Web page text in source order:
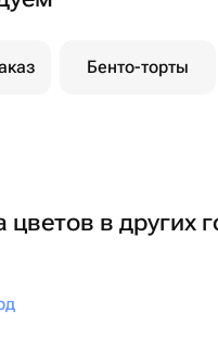
Бенто-торты
цветов в других